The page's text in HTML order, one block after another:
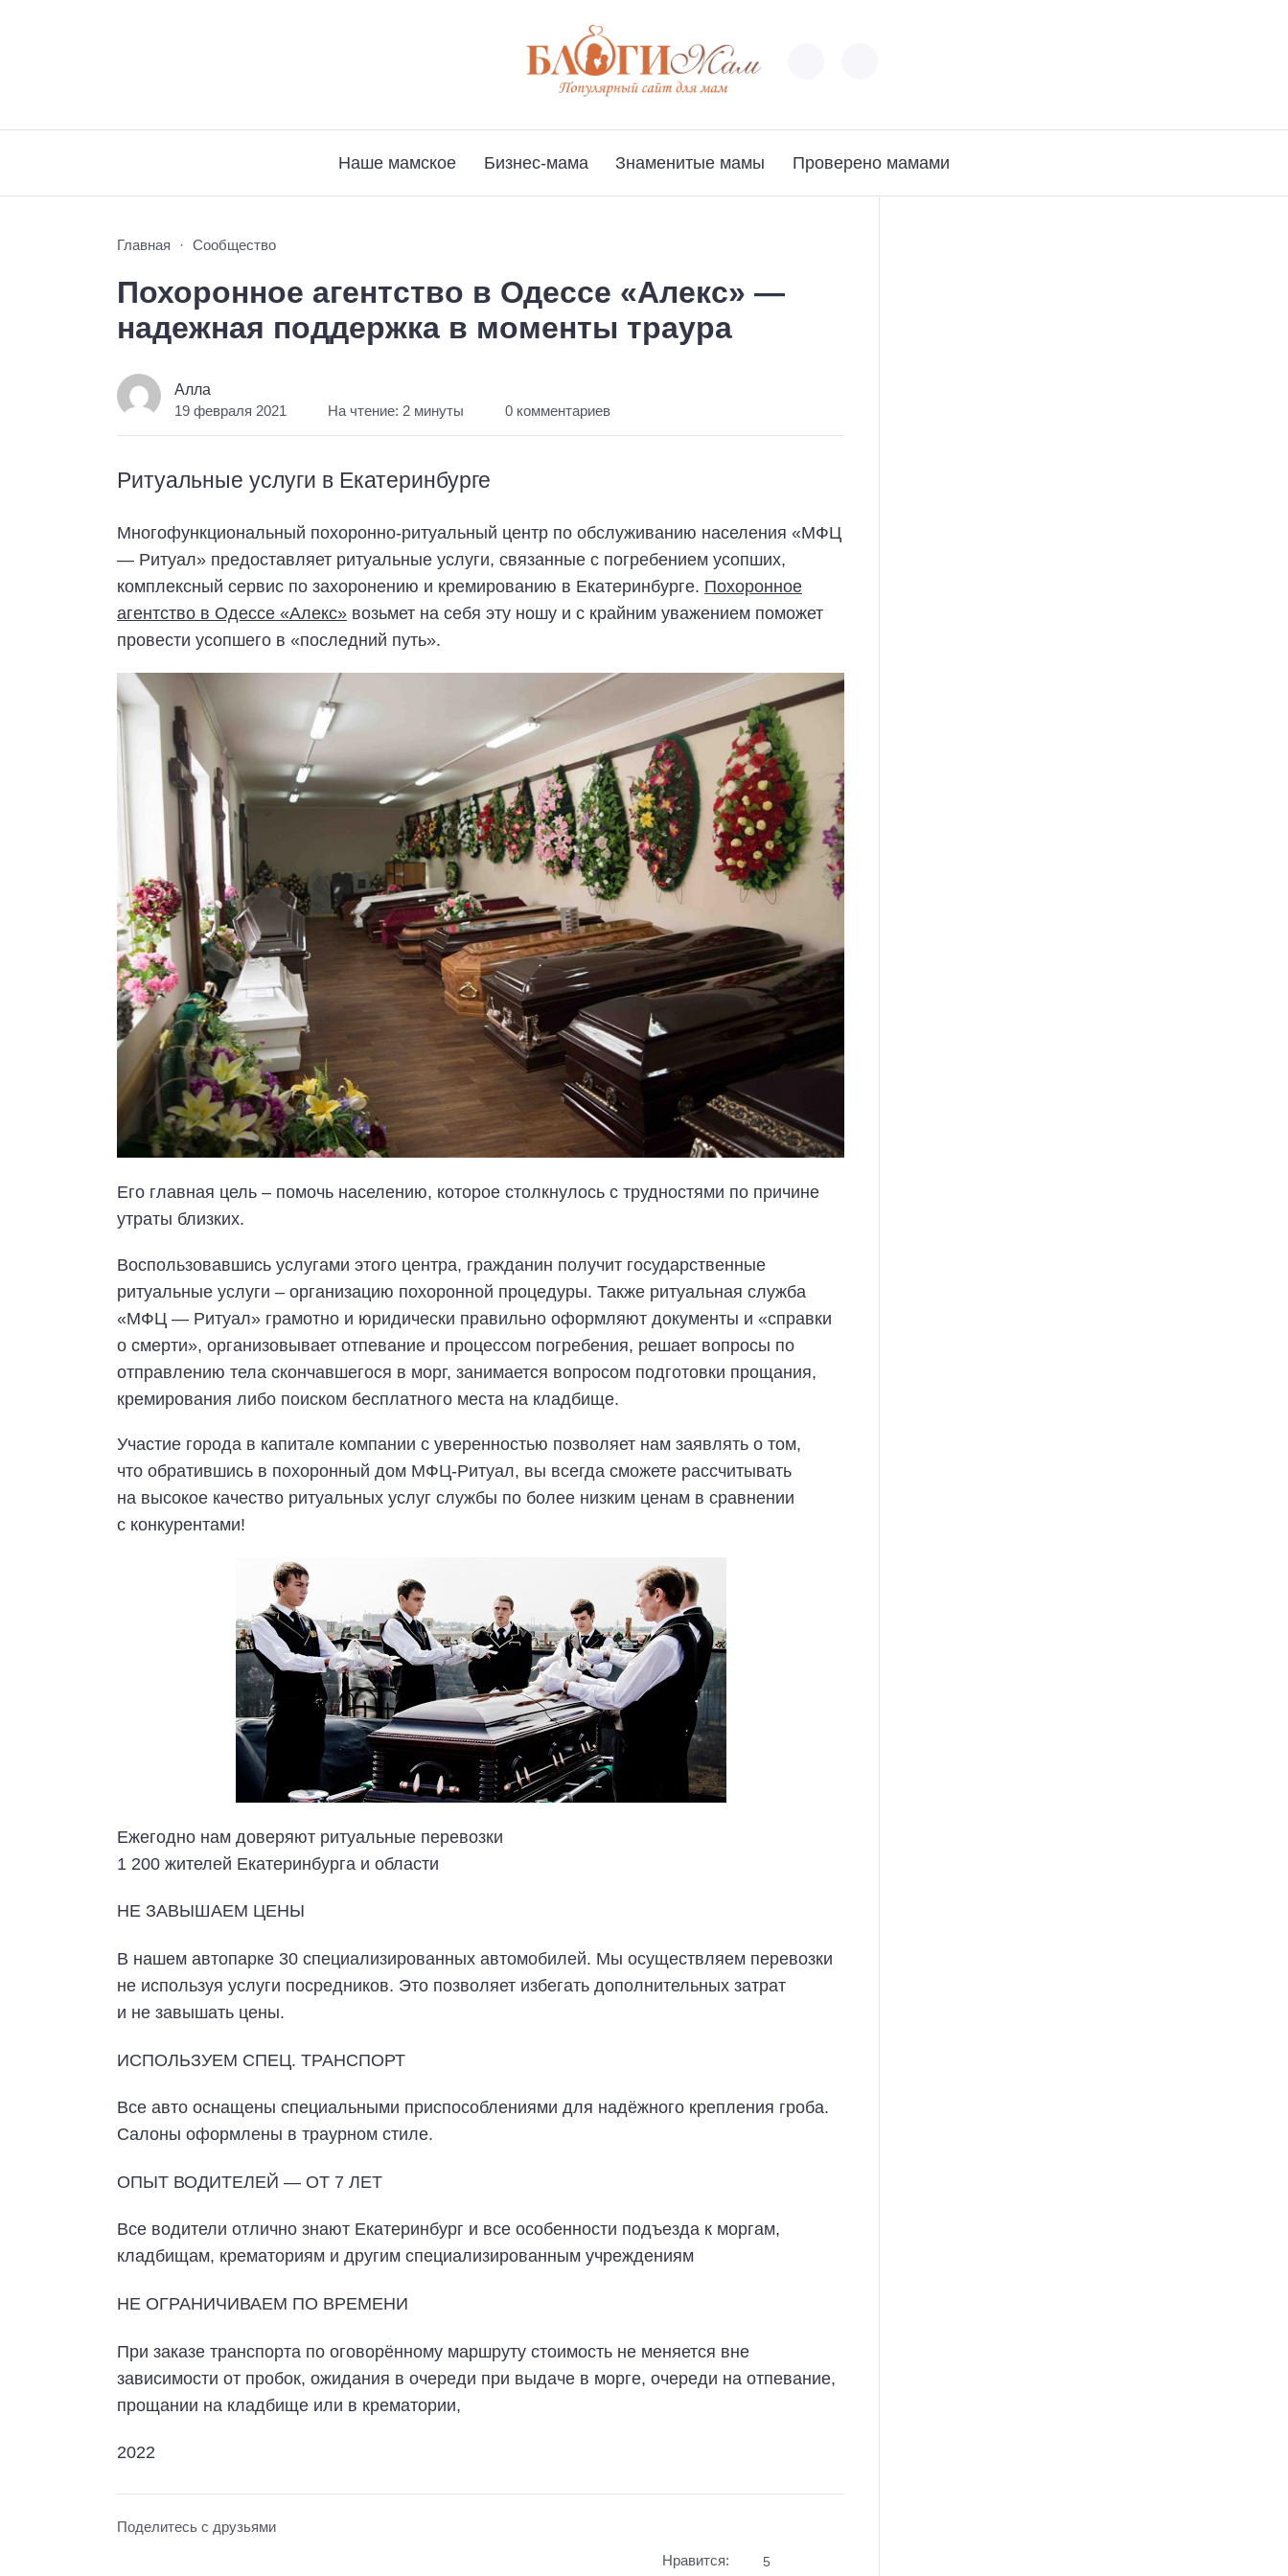
Наше мамское Бизнес-мама Знаменитые мамы Проверено мамами
Главная Сообщество
Похоронное агентство в Одессе «Алекс» —
надежная поддержка в моменты траура
Алла
19 февраля 2021 На чтение: 2 минуты 0 комментариев
Ритуальные услуги в Екатеринбурге
Многофункциональный похоронно-ритуальный центр по обслуживанию населения «МФЦ
— Ритуал» предоставляет ритуальные услуги, связанные с погребением усопших,
комплексный сервис по захоронению и кремированию в Екатеринбурге. Похоронное
агентство в Одессе «Алекс» возьмет на себя эту ношу и с крайним уважением поможет
провести усопшего в «последний путь».
Его главная цель – помочь населению, которое столкнулось с трудностями по причине
утраты близких.
Воспользовавшись услугами этого центра, гражданин получит государственные
ритуальные услуги – организацию похоронной процедуры. Также ритуальная служба
«МФЦ — Ритуал» грамотно и юридически правильно оформляют документы и «справки
о смерти», организовывает отпевание и процессом погребения, решает вопросы по
отправлению тела скончавшегося в морг, занимается вопросом подготовки прощания,
кремирования либо поиском бесплатного места на кладбище.
Участие города в капитале компании с уверенностью позволяет нам заявлять о том,
что обратившись в похоронный дом МФЦ-Ритуал, вы всегда сможете рассчитывать
на высокое качество ритуальных услуг службы по более низким ценам в сравнении
с конкурентами!
Ежегодно нам доверяют ритуальные перевозки
1 200 жителей Екатеринбурга и области
НЕ ЗАВЫШАЕМ ЦЕНЫ
В нашем автопарке 30 специализированных автомобилей. Мы осуществляем перевозки
не используя услуги посредников. Это позволяет избегать дополнительных затрат
и не завышать цены.
ИСПОЛЬЗУЕМ СПЕЦ. ТРАНСПОРТ
Все авто оснащены специальными приспособлениями для надёжного крепления гроба.
Салоны оформлены в траурном стиле.
ОПЫТ ВОДИТЕЛЕЙ — ОТ 7 ЛЕТ
Все водители отлично знают Екатеринбург и все особенности подъезда к моргам,
кладбищам, крематориям и другим специализированным учреждениям
НЕ ОГРАНИЧИВАЕМ ПО ВРЕМЕНИ
При заказе транспорта по оговорённому маршруту стоимость не меняется вне
зависимости от пробок, ожидания в очереди при выдаче в морге, очереди на отпевание,
прощании на кладбище или в крематории,
2022
Поделитесь с друзьями
Нравится: 5